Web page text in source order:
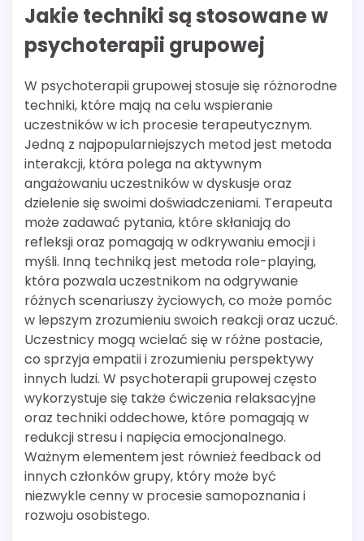
Jakie techniki są stosowane w
psychoterapii grupowej
W psychoterapii grupowej stosuje się różnorodne
techniki, które mają na celu wspieranie
uczestników w ich procesie terapeutycznym.
Jedną z najpopularniejszych metod jest metoda
interakcji, która polega na aktywnym
angażowaniu uczestników w dyskusje oraz
dzielenie się swoimi doświadczeniami. Terapeuta
może zadawać pytania, które skłaniają do
refleksji oraz pomagają w odkrywaniu emocji i
myśli. Inną techniką jest metoda role-playing,
która pozwala uczestnikom na odgrywanie
różnych scenariuszy życiowych, co może pomóc
w lepszym zrozumieniu swoich reakcji oraz uczuć.
Uczestnicy mogą wcielać się w różne postacie,
co sprzyja empatii i zrozumieniu perspektywy
innych ludzi. W psychoterapii grupowej często
wykorzystuje się także ćwiczenia relaksacyjne
oraz techniki oddechowe, które pomagają w
redukcji stresu i napięcia emocjonalnego.
Ważnym elementem jest również feedback od
innych członków grupy, który może być
niezwykle cenny w procesie samopoznania i
rozwoju osobistego.